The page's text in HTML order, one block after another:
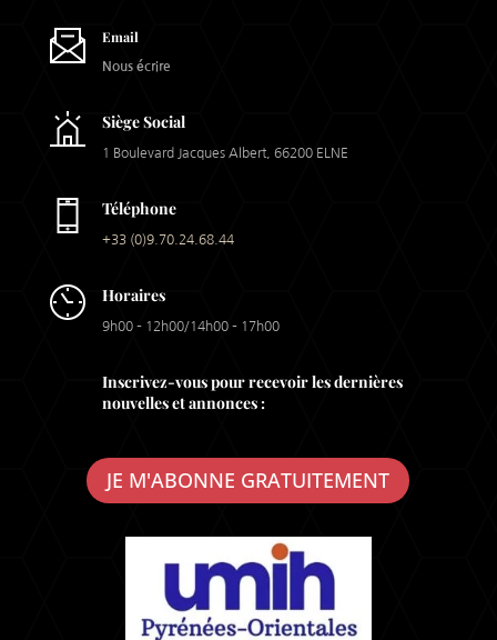
Email
Nous écrire
Siège Social
1 Boulevard Jacques Albert, 66200 ELNE
Téléphone
+33 (0)9.70.24.68.44
Horaires
9h00 – 12h00/14h00 – 17h00
Inscrivez-vous pour recevoir les dernières
nouvelles et annonces :
JE M'ABONNE GRATUITEMENT